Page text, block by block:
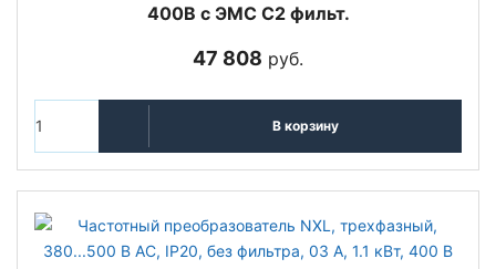
400В с ЭМС C2 фильт.
47 808 руб.
В корзину